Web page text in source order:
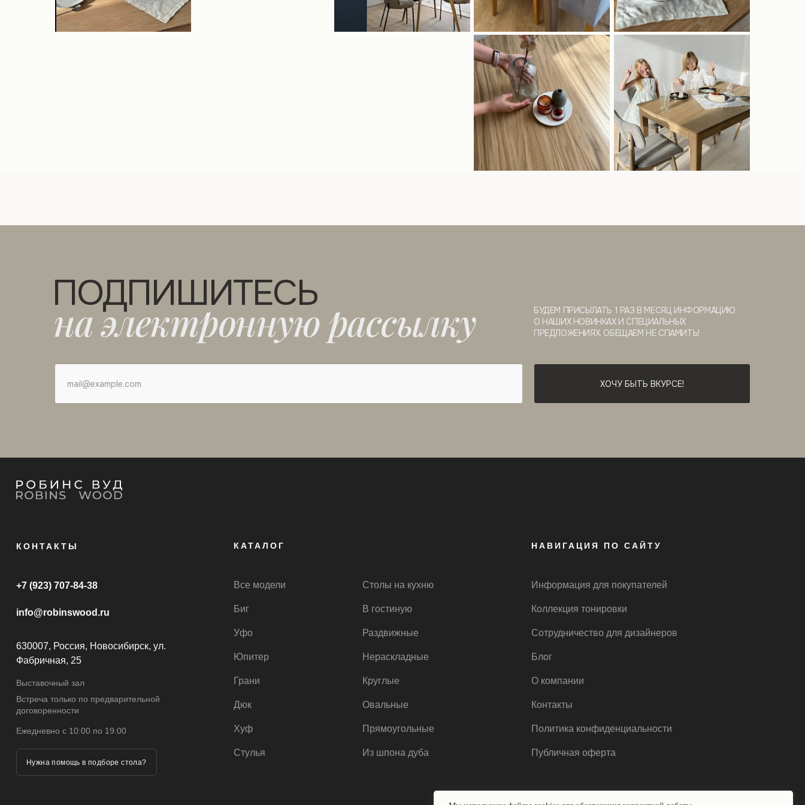
ПОДПИШИТЕСЬ
на электронную рассылку
БУДЕМ ПРИСЫЛАТЬ 1 РАЗ В МЕСЯЦ ИНФОРМАЦИЮ
О НАШИХ НОВИНКАХ И СПЕЦИАЛЬНЫХ
ПРЕДЛОЖЕНИЯХ. ОБЕЩАЕМ НЕ СПАМИТЬ!
Будем присылать 1 раз в месяц
информацию о наших новинках и
специальных предложениях.
Обещаем не спамить!
mail@example.com ХОЧУ БЫТЬ ВКУРСЕ!
КОНТАКТЫ КАТАЛОГ
+7 (923) 707-84-38
info@robinswood.ru
630007, Россия, Новосибирск, ул.
Фабричная, 25
НАВИГАЦИЯ ПО САЙТУ
Сотрудничество для дизайнеров
Блог
О компании
Контакты
Коллекция тонировки
Политика конфиденциальности
Публичная оферта
Информация для покупателей
Биг
Все модели
Уфо
Юпитер
Грани
Дюк
Хуф
Стулья
Раздвижные
Нераскладные
Круглые
Овальные
В гостиную
Прямоугольные
Из шпона дуба
Столы на кухню
Ежедневно с 10:00 по 19:00
Нужна помощь в подборе стола?
Встреча только по предварительной
договоренности
Выставочный зал